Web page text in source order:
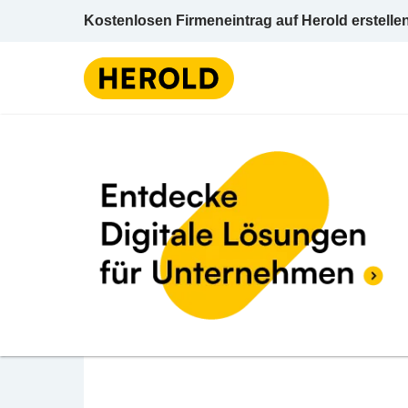
Kostenlosen Firmeneintrag auf Herold
BEWERTUNG ABGEBEN
DISK Tankstelle
Burgstraße 11 6091 Götzens Innsbruck
Tankstelle